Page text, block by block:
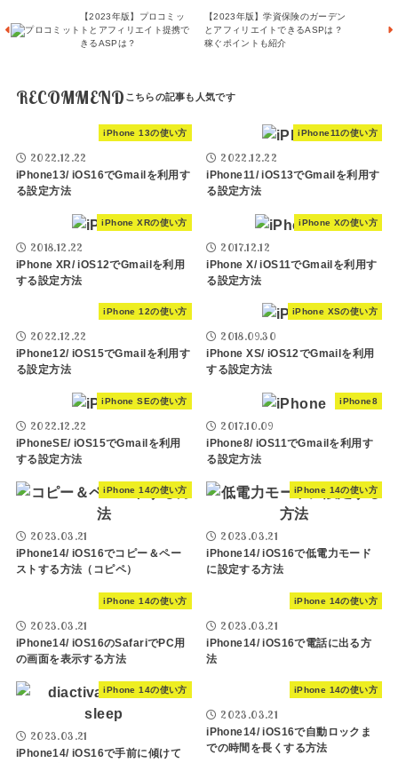
【2023年版】プロコミッ
トとアフィリエイト提携で
きるASPは？
【2023年版】学資保険のガーデン
とアフィリエイトできるASPは？
稼ぐポイントも紹介
RECOMMEND
iPhone 13の使い方
2022.12.22
iPhone13/ iOS16でGmailを利用す
る設定方法
iPhone11の使い方
2022.12.22
iPhone11/ iOS13でGmailを利用す
る設定方法
iPhone XRの使い方
2018.12.22
iPhone XR/ iOS12でGmailを利用
する設定方法
iPhone Xの使い方
2017.12.12
iPhone X/ iOS11でGmailを利用す
る設定方法
iPhone 12の使い方
2022.12.22
iPhone12/ iOS15でGmailを利用す
る設定方法
iPhone XSの使い方
2018.09.30
iPhone XS/ iOS12でGmailを利用
する設定方法
iPhone SEの使い方
2022.12.22
iPhoneSE/ iOS15でGmailを利用
する設定方法
iPhone8
2017.10.09
iPhone8/ iOS11でGmailを利用す
る設定方法
iPhone 14の使い方
2023.03.21
iPhone14/ iOS16でコピー＆ペー
ストする方法（コピペ）
iPhone 14の使い方
2023.03.21
iPhone14/ iOS16で低電力モード
に設定する方法
iPhone 14の使い方
2023.03.21
iPhone14/ iOS16のSafariでPC用
の画面を表示する方法
iPhone 14の使い方
2023.03.21
iPhone14/ iOS16で電話に出る方
法
iPhone 14の使い方
2023.03.21
iPhone14/ iOS16で手前に傾けて
iPhone 14の使い方
2023.03.21
iPhone14/ iOS16で自動ロックま
での時間を長くする方法